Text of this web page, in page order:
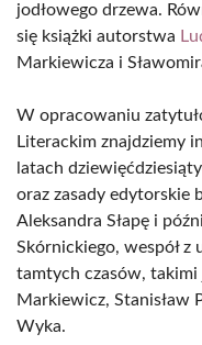
jodłowego drzewa.
się książki autorstwa
Markiewicza i
W opracowaniu
Literackim znajdziemy
latach
oraz zasady edytorskie
Aleksandra Słapę i
Skórnickiego, wespół
tamtych czasów,
Markiewicz, Stanisław
Wyka.